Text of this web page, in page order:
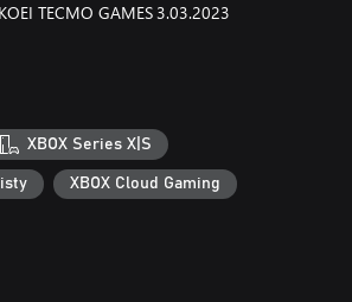
różnych elementów gry niezbędne jest
KOEI TECMO GAMES3.03.2023
XBOX Series X|S
XBOX Cloud Gaming